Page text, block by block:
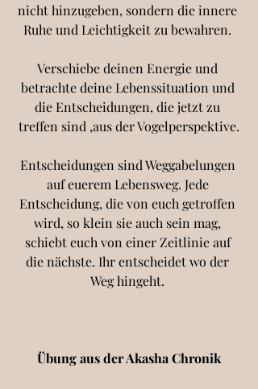
nicht hinzugeben, sondern die innere
Ruhe und Leichtigkeit zu bewahren.
Verschiebe deinen Energie und
betrachte deine Lebenssituation und
die Entscheidungen, die jetzt zu
treffen sind ,aus der Vogelperspektive.
Entscheidungen sind Weggabelungen
auf euerem Lebensweg. Jede
Entscheidung, die von euch getroffen
wird, so klein sie auch sein mag,
schiebt euch von einer Zeitlinie auf
die nächste. Ihr entscheidet wo der
Weg hingeht.
Übung aus der Akasha Chronik